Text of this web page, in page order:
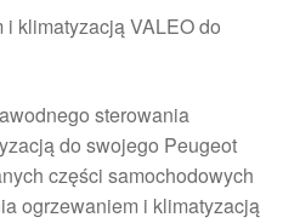
klimatyzacją VALEO do
sterowania
do swojego Peugeot
części samochodowych
ogrzewaniem i klimatyzacją